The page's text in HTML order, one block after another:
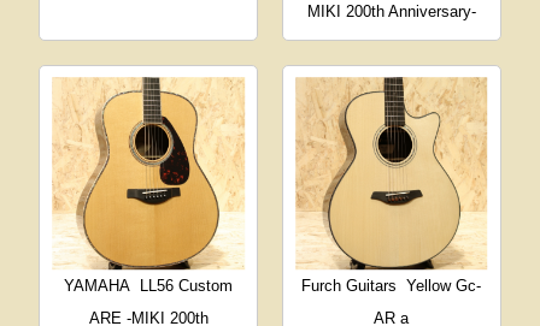
MIKI 200th Anniversary-
YAMAHA
LL56 Custom
ARE -MIKI 200th
Furch Guitars
Yellow Gc-
AR a